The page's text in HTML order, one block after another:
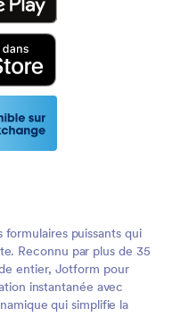
puissants qui
Reconnu par plus de 35
entier, Jotform pour
instantanée avec
qui simplifie la